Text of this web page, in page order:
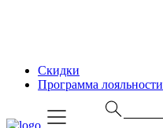
Скидки
Программа лояльности